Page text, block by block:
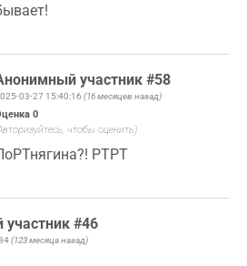
участник #58
03-27 15:40:16(16 месяцев назад)
0
чтобы оценить)
РТРТ
#46
(123 месяца назад)